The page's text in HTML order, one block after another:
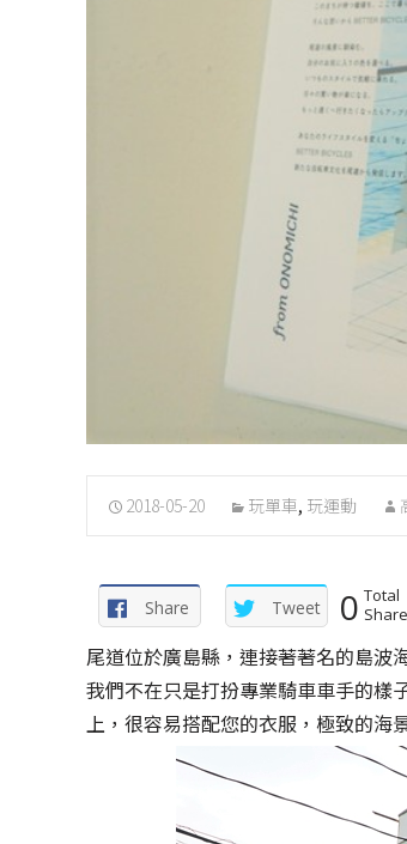
2018-05-20 玩單車, 玩運動
Share Tweet 0 Total
尾道位於廣島縣，連接著著名的島波
我們不在只是打扮專業騎車車手的樣
上，很容易搭配您的衣服，極致的海